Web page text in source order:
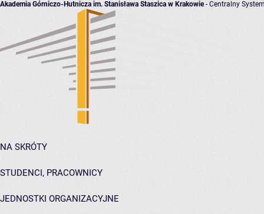
Akademia Górniczo-Hutnicza im. Stanisława Staszica w Krakowie- Centralny
NA SKRÓTY
STUDENCI, PRACOWNICY
JEDNOSTKI ORGANIZACYJNE